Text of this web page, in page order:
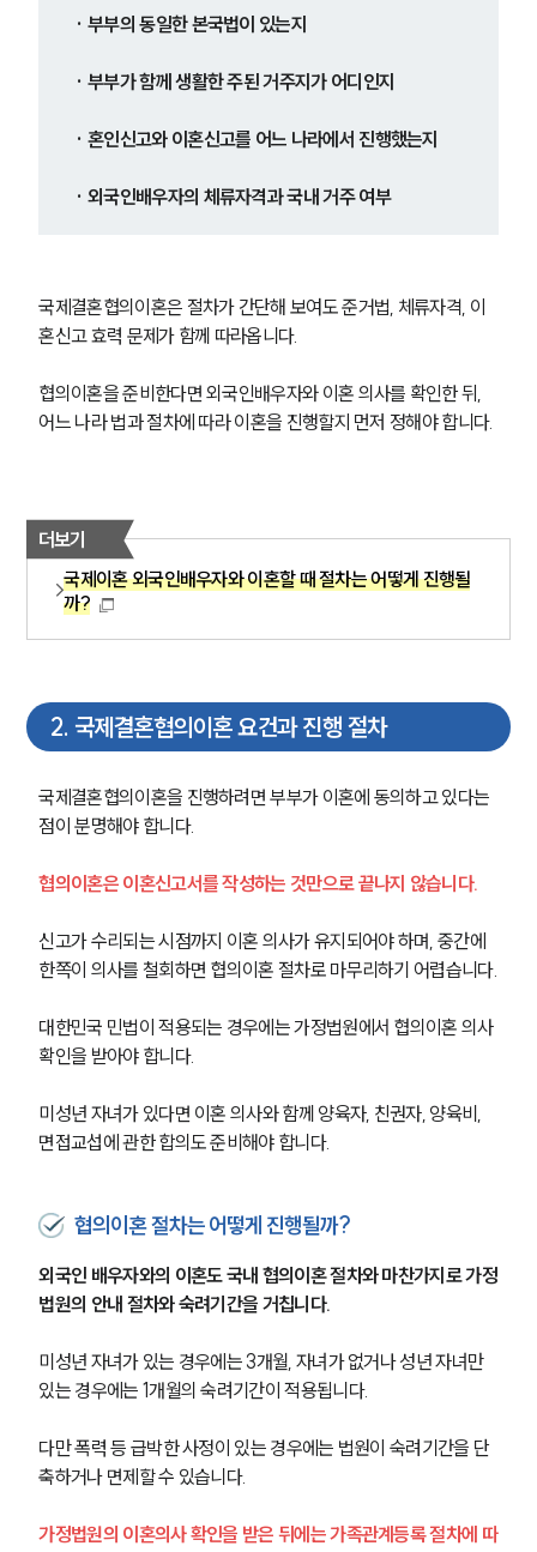
· 부부의 동일한 본국법이 있는지
· 부부가 함께 생활한 주된 거주지가 어디인지
· 혼인신고와 이혼신고를 어느 나라에서 진행했는지
· 외국인배우자의 체류자격과 국내 거주 여부
국제결혼협의이혼은 절차가 간단해 보여도 준거법, 체류자격, 이
혼신고 효력 문제가 함께 따라옵니다.
협의이혼을 준비한다면 외국인배우자와 이혼 의사를 확인한 뒤,
어느 나라 법과 절차에 따라 이혼을 진행할지 먼저 정해야 합니다.
더보기
국제이혼 외국인배우자와 이혼할 때 절차는 어떻게 진행될
까?
2. 국제결혼협의이혼 요건과 진행 절차
국제결혼협의이혼을 진행하려면 부부가 이혼에 동의하고 있다는
점이 분명해야 합니다.
협의이혼은 이혼신고서를 작성하는 것만으로 끝나지 않습니다.
신고가 수리되는 시점까지 이혼 의사가 유지되어야 하며, 중간에
한쪽이 의사를 철회하면 협의이혼 절차로 마무리하기 어렵습니다.
대한민국 민법이 적용되는 경우에는 가정법원에서 협의이혼 의사
확인을 받아야 합니다.
미성년 자녀가 있다면 이혼 의사와 함께 양육자, 친권자, 양육비,
면접교섭에 관한 합의도 준비해야 합니다.
협의이혼 절차는 어떻게 진행될까?
외국인 배우자와의 이혼도 국내 협의이혼 절차와 마찬가지로 가정
법원의 안내 절차와 숙려기간을 거칩니다.
미성년 자녀가 있는 경우에는 3개월, 자녀가 없거나 성년 자녀만
있는 경우에는 1개월의 숙려기간이 적용됩니다.
다만 폭력 등 급박한 사정이 있는 경우에는 법원이 숙려기간을 단
축하거나 면제할 수 있습니다.
가정법원의 이혼의사 확인을 받은 뒤에는 가족관계등록 절차에 따